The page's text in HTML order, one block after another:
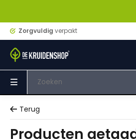
Zorgvuldig verpakt
Terug
Producten